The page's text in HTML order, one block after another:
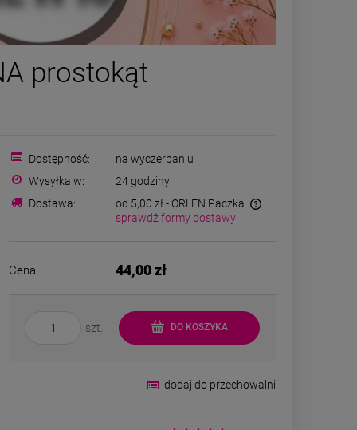
- %
Naszyjnik STAL
CHIRURGICZNA medalion
zielona koniczyna złoty
DO KOSZYKA
prostokąt
Dostępność:
na wyczerpaniu
Wysyłka w:
24 godziny
Dostawa:
od 5,00 zł- ORLEN Paczka
sprawdź formy dostawy
Cena: 44,00 zł
szt. DO KOSZYKA
dodaj do przechowalni